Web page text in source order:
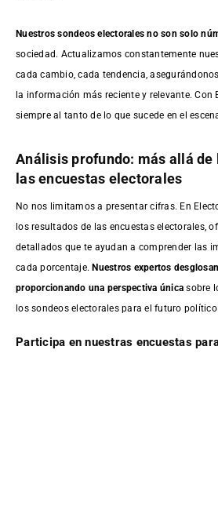
Nuestros sondeos electorales no son solo
sociedad. Actualizamos constantemente
cada cambio, cada tendencia,
la información más reciente y relevante. Con
siempre al tanto de lo que sucede en el
Análisis profundo: más allá de
las encuestas electorales
No nos limitamos a presentar cifras. En
los resultados de las encuestas electorales,
detallados que te ayudan a comprender las
cada porcentaje.Nuestros expertos
proporcionando una perspectiva única sobre
los sondeos electorales para el futuro político.
Participa en nuestras encuestas